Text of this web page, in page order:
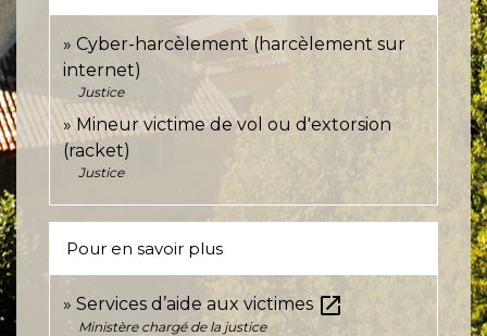
Cyber-harcèlement (harcèlement sur
internet)
Justice
Mineur victime de vol ou d'extorsion
(racket)
Justice
Pour en savoir plus
Services d’aide aux victimes open_in_new
Ministère chargé de la justice